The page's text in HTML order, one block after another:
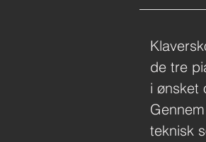
de tre
i ønsket
teknisk